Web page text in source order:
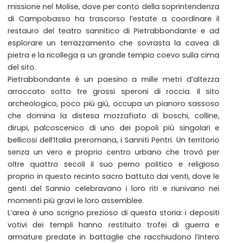
missione nel Molise, dove per conto della soprintendenza
di Campobasso ha trascorso l’estate a coordinare il
restauro del teatro sannitico di Pietrabbondante e ad
esplorare un terrazzamento che sovrasta la cavea di
pietra e la ricollega a un grande tempio coevo sulla cima
del sito.
Pietrabbondante è un paesino a mille metri d’altezza
arroccato sotto tre grossi speroni di roccia. Il sito
archeologico, poco più giù, occupa un pianoro sassoso
che domina la distesa mozzafiato di boschi, colline,
dirupi, palcoscenico di uno dei popoli più singolari e
bellicosi dell’Italia preromana, i Sanniti Pentri. Un territorio
senza un vero e proprio centro urbano che trovò per
oltre quattro secoli il suo perno politico e religioso
proprio in questo recinto sacro battuto dai venti, dove le
genti del Sannio celebravano i loro riti e riunivano nei
momenti più gravi le loro assemblee.
L’area è uno scrigno prezioso di questa storia: i depositi
votivi dei templi hanno restituito trofei di guerra e
armature predate in battaglie che racchiudono l’intero